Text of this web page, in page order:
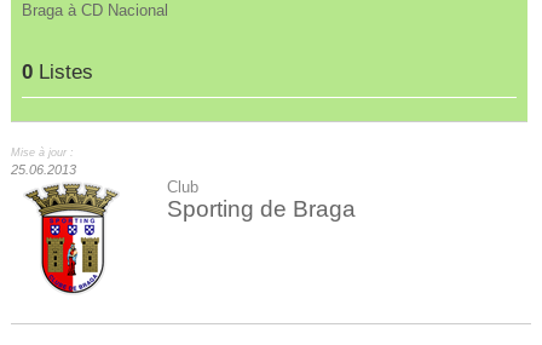
Braga à CD Nacional
0 Listes
Mise à jour :
25.06.2013
Club
Sporting de Braga